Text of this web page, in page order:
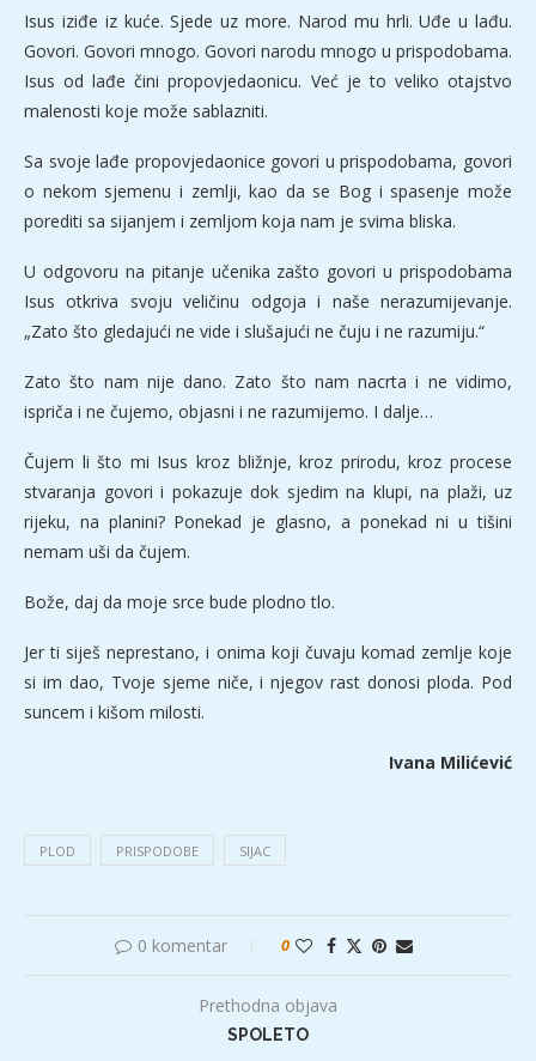
Isus iziđe iz kuće. Sjede uz more. Narod mu hrli. Uđe u lađu.
Govori. Govori mnogo. Govori narodu mnogo u prispodobama.
Isus od lađe čini propovjedaonicu. Već je to veliko otajstvo
malenosti koje može sablazniti.
Sa svoje lađe propovjedaonice govori u prispodobama, govori
o nekom sjemenu i zemlji, kao da se Bog i spasenje može
porediti sa sijanjem i zemljom koja nam je svima bliska.
U odgovoru na pitanje učenika zašto govori u prispodobama
Isus otkriva svoju veličinu odgoja i naše nerazumijevanje.
„Zato što gledajući ne vide i slušajući ne čuju i ne razumiju.“
Zato što nam nije dano. Zato što nam nacrta i ne vidimo,
ispriča i ne čujemo, objasni i ne razumijemo. I dalje…
Čujem li što mi Isus kroz bližnje, kroz prirodu, kroz procese
stvaranja govori i pokazuje dok sjedim na klupi, na plaži, uz
rijeku, na planini? Ponekad je glasno, a ponekad ni u tišini
nemam uši da čujem.
Bože, daj da moje srce bude plodno tlo.
Jer ti siješ neprestano, i onima koji čuvaju komad zemlje koje
si im dao, Tvoje sjeme niče, i njegov rast donosi ploda. Pod
suncem i kišom milosti.
Ivana Milićević
PLOD PRISPODOBE SIJAC
0 komentar 0
Prethodna objava
SPOLETO